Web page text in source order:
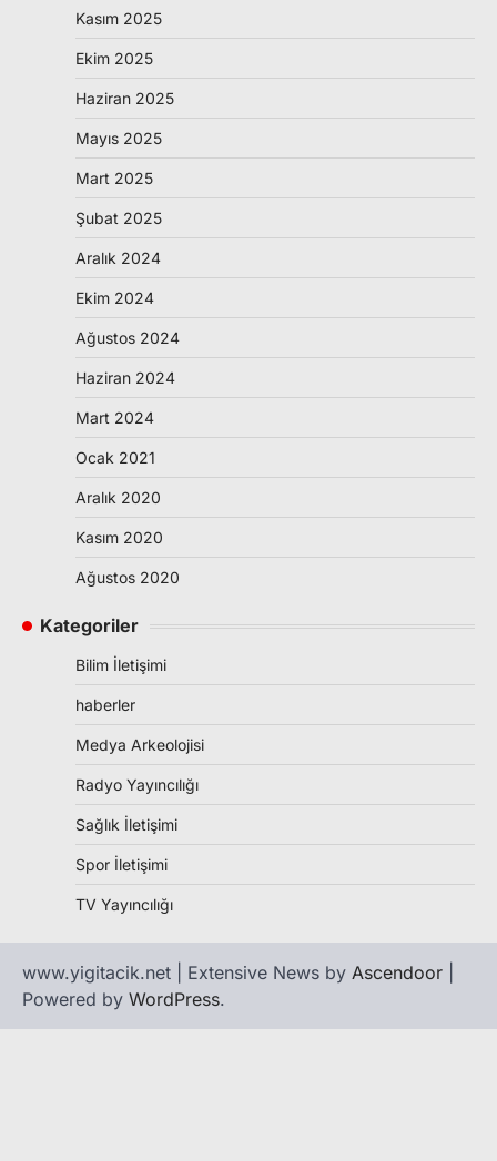
Kasım 2025
Ekim 2025
Haziran 2025
Mayıs 2025
Mart 2025
Şubat 2025
Aralık 2024
Ekim 2024
Ağustos 2024
Haziran 2024
Mart 2024
Ocak 2021
Aralık 2020
Kasım 2020
Ağustos 2020
Kategoriler
Bilim İletişimi
haberler
Medya Arkeolojisi
Radyo Yayıncılığı
Sağlık İletişimi
Spor İletişimi
TV Yayıncılığı
www.yigitacik.net | Extensive News by Ascendoor
Powered by WordPress.